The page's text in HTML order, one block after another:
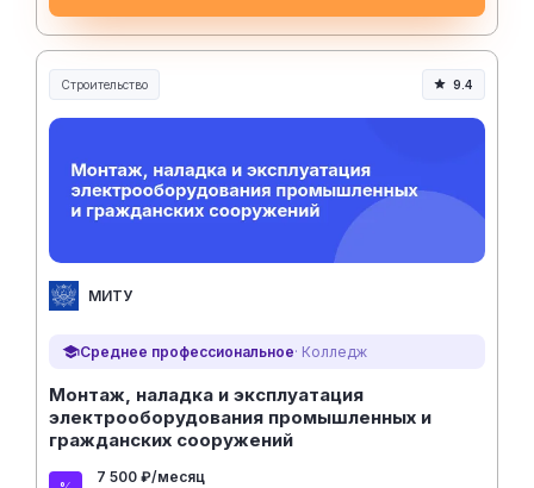
Строительство
Строительство и инженерия
9.4
МИТУ
Среднее профессиональное· Колледж
Монтаж, наладка и эксплуатация
электрооборудования промышленных и
гражданских сооружений
7 500 ₽/месяц